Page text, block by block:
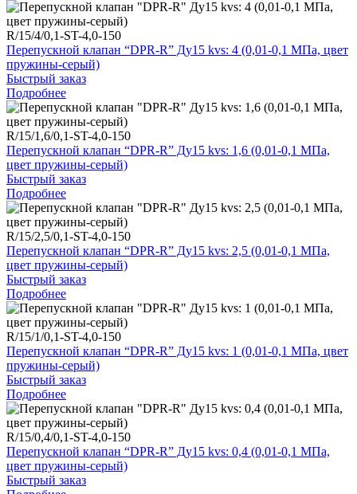
R/15/4/0,1-ST-4,0-150
Перепускной клапан “DPR-R” Ду15 kvs: 4 (0,01-0,1 МПа, цвет
пружины-серый)
Быстрый заказ
Подробнее
R/15/1,6/0,1-ST-4,0-150
Перепускной клапан “DPR-R” Ду15 kvs: 1,6 (0,01-0,1 МПа,
цвет пружины-серый)
Быстрый заказ
Подробнее
R/15/2,5/0,1-ST-4,0-150
Перепускной клапан “DPR-R” Ду15 kvs: 2,5 (0,01-0,1 МПа,
цвет пружины-серый)
Быстрый заказ
Подробнее
R/15/1/0,1-ST-4,0-150
Перепускной клапан “DPR-R” Ду15 kvs: 1 (0,01-0,1 МПа, цвет
пружины-серый)
Быстрый заказ
Подробнее
R/15/0,4/0,1-ST-4,0-150
Перепускной клапан “DPR-R” Ду15 kvs: 0,4 (0,01-0,1 МПа,
цвет пружины-серый)
Быстрый заказ